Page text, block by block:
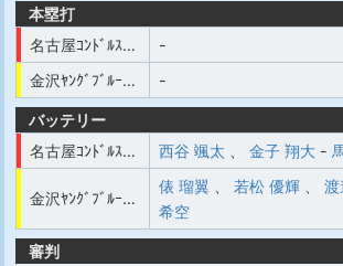
本塁打
名古屋ｺﾝﾄﾞﾙｽﾞﾔﾝｸﾞ
-
金沢ﾔﾝｸﾞﾌﾞﾙｰｳｪｰﾌﾞ
-
バッテリー
名古屋ｺﾝﾄﾞﾙｽﾞﾔﾝｸﾞ
西谷 颯太 金子 翔大 -
金沢ﾔﾝｸﾞﾌﾞﾙｰｳｪｰﾌﾞ
俵 瑠翼 若松 優輝 渡
希空
審判